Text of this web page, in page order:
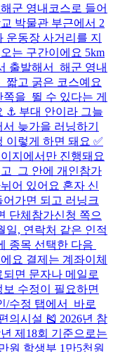
군 영내코스로 들어
박물관 부근에서 2
동장 사거리를 지
는 구간이에요 5km
출발해서 해군 영내
짧고 굵은 코스예요
을 뛸 수 있다는 게
⚓ 부대 안이라 그늘
늦가을 러닝하기
이렇게 하면 돼요 ✅
지에서만 진행돼요
그 안에 개인참가
어 있어요 혼자 신
가면 되고 러닝크
단체참가신청 쪽으
일, 연락처 같은 인적
종목 선택한 다음
요 결제는 계좌이체
면 문자나 메일로
수정이 필요하면
/수정 탭에서 바로
의시설 🎽 2026년 참
제18회 기준으로는
원 학생부 1만5천원